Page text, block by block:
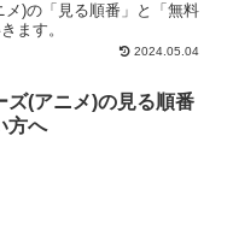
)の「見る順番」と「無料
ます。
2024.05.04
ズ(アニメ)の見る順番
方へ